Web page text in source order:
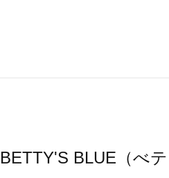
BETTY'S BLUE（べ